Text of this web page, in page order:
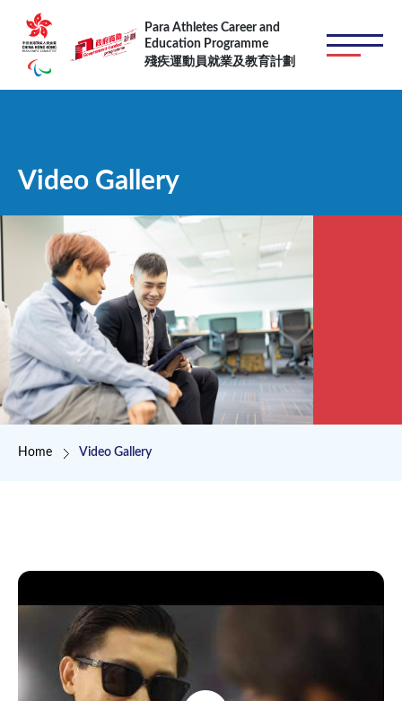
Skip to main content
Para Athletes Career and
Education Programme
殘疾運動員就業及教育計劃
Video Gallery
Breadcrumb
Home Video Gallery